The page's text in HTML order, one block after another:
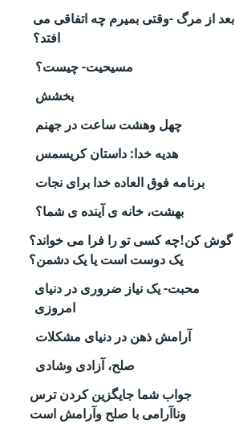
بعد از مرگ -وقتی بمیرم چه اتفاقی می
افتد؟
مسیحیت- چیست؟
بخشش
چهل وهشت ساعت در جهنم
هدیه خدا: داستان کریسمس
برنامه فوق العاده خدا برای نجات
بهشت، خانه ی آینده ی شما؟
گوش کن!چه کسی تو را فرا می خواند؟
یک دوست است یا یک دشمن؟
محبت- یک نیاز ضروری در دنیای
امروزی
آرامش ذهن در دنیای مشکلات
صلح، آزادی وشادی
جواب شما جایگزین کردن ترس
وناآرامی با صلح وآرامش است